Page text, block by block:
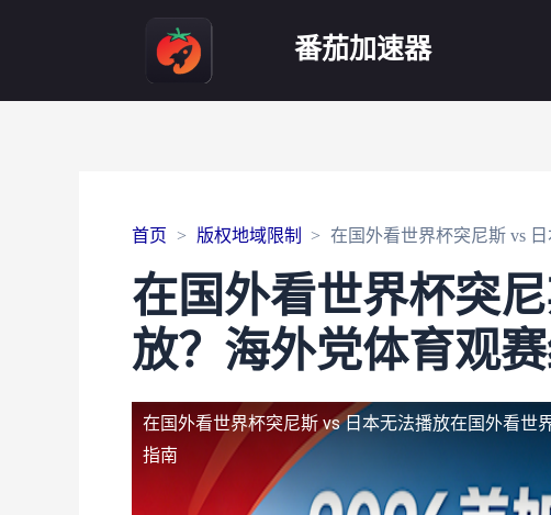
番茄加速器
首页 版权地域限制 在国外看世界杯突尼斯 vs
在国外看世界杯突
放？海外党体育观
在国外看世界杯突尼斯 vs 日本无法播放在国外看世
指南